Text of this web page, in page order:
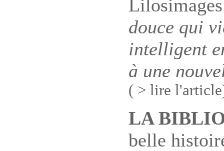
douce qui
intelligent
à une
( > lire
LA
belle